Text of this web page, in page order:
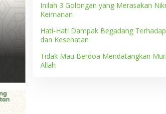
Mendapat
4 September 2025
Inilah 3 Golongan yang Merasakan
Keimanan
Hati-Hati Dampak Begadang
dan Kesehatan
Tidak Mau Berdoa Mendatangkan
Allah